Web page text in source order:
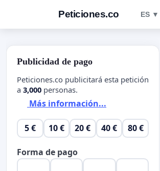
Peticiones.co ES ▼
Publicidad de pago
Peticiones.co publicitará esta petición
a 3,000 personas.
Más información...
5 € 10 € 20 € 40 € 80 €
Forma de pago